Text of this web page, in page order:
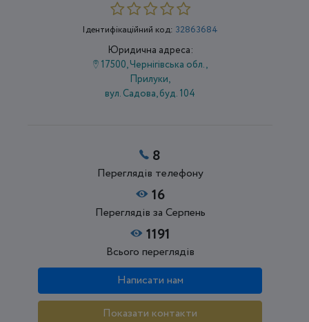
Ідентифікаційний код: 32863684
Юридична адреса:
17500, Чернігівська обл.,
Прилуки,
вул. Садова, буд. 104
8
Переглядів телефону
16
Переглядів за Серпень
1191
Всього переглядів
Написати нам
Показати контакти